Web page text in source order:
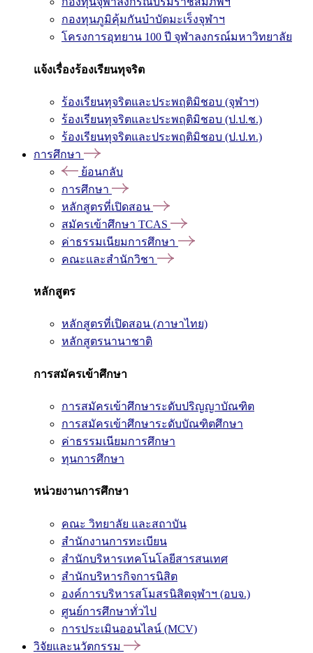
กองทุนภูมิคุ้มกันบำบัดมะเร็งจุฬาฯ
โครงการอุทยาน 100 ปี จุฬาลงกรณ์มหาวิทยาลัย
แจ้งเรื่องร้องเรียนทุจริต
ร้องเรียนทุจริตและประพฤติมิชอบ (จุฬาฯ)
ร้องเรียนทุจริตและประพฤติมิชอบ (ป.ป.ช.)
ร้องเรียนทุจริตและประพฤติมิชอบ (ป.ป.ท.)
การศึกษา
ย้อนกลับ
การศึกษา
หลักสูตรที่เปิดสอน
สมัครเข้าศึกษา TCAS
ค่าธรรมเนียมการศึกษา
คณะและสำนักวิชา
หลักสูตร
หลักสูตรที่เปิดสอน (ภาษาไทย)
หลักสูตรนานาชาติ
การสมัครเข้าศึกษา
การสมัครเข้าศึกษาระดับปริญญาบัณฑิต
การสมัครเข้าศึกษาระดับบัณฑิตศึกษา
ค่าธรรมเนียมการศึกษา
ทุนการศึกษา
หน่วยงานการศึกษา
คณะ วิทยาลัย และสถาบัน
สำนักงานการทะเบียน
สำนักบริหารเทคโนโลยีสารสนเทศ
สำนักบริหารกิจการนิสิต
องค์การบริหารสโมสรนิสิตจุฬาฯ (อบจ.)
ศูนย์การศึกษาทั่วไป
การประเมินออนไลน์ (MCV)
วิจัยและนวัตกรรม